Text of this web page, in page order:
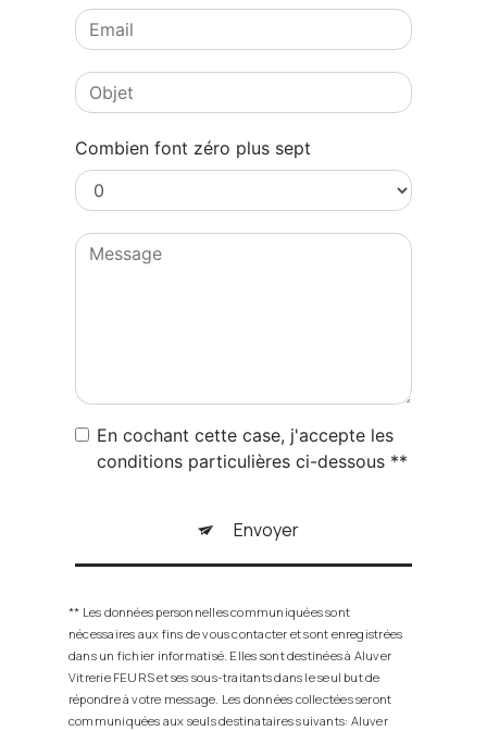
Combien font zéro plus sept
En cochant cette case, j'accepte les
conditions particulières ci-dessous **
Envoyer
** Les données personnelles communiquées sont
nécessaires aux fins de vous contacter et sont enregistrées
dans un fichier informatisé. Elles sont destinées à Aluver
Vitrerie FEURS et ses sous-traitants dans le seul but de
répondre à votre message. Les données collectées seront
communiquées aux seuls destinataires suivants: Aluver